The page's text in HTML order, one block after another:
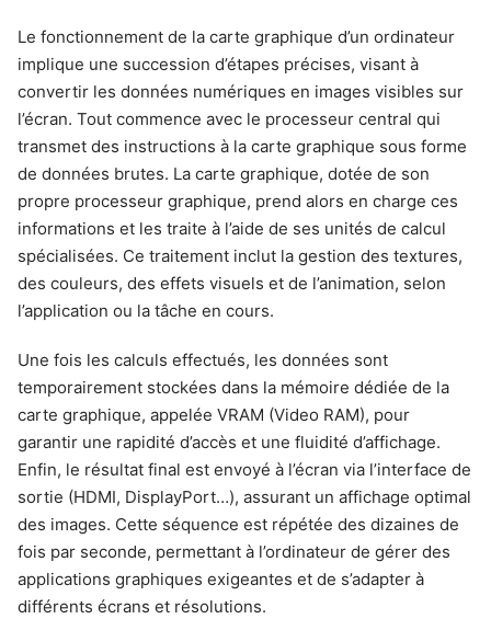
Le fonctionnement de la carte graphique d’un ordinateur
implique une succession d’étapes précises, visant à
convertir les données numériques en images visibles sur
l’écran. Tout commence avec le processeur central qui
transmet des instructions à la carte graphique sous forme
de données brutes. La carte graphique, dotée de son
propre processeur graphique, prend alors en charge ces
informations et les traite à l’aide de ses unités de calcul
spécialisées. Ce traitement inclut la gestion des textures,
des couleurs, des effets visuels et de l’animation, selon
l’application ou la tâche en cours.
Une fois les calculs effectués, les données sont
temporairement stockées dans la mémoire dédiée de la
carte graphique, appelée VRAM (Video RAM), pour
garantir une rapidité d’accès et une fluidité d’affichage.
Enfin, le résultat final est envoyé à l’écran via l’interface de
sortie (HDMI, DisplayPort…), assurant un affichage optimal
des images. Cette séquence est répétée des dizaines de
fois par seconde, permettant à l’ordinateur de gérer des
applications graphiques exigeantes et de s’adapter à
différents écrans et résolutions.